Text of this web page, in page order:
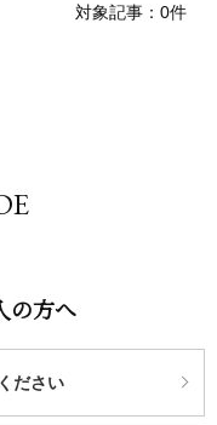
対象記事：0件
の方へ
ださい